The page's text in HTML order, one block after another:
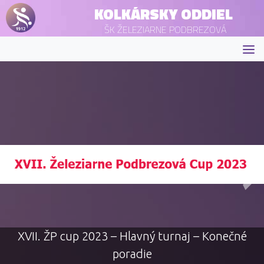
KOLKÁRSKY ODDIEL
ŠK ŽELEZIARNE PODBREZOVÁ
XVII. ŽP cup 2023 – Hlavný turnaj – Konečné
poradie